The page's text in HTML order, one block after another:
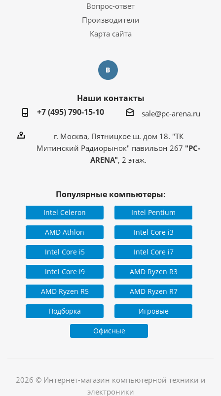
Вопрос-ответ
Производители
Карта сайта
Наши контакты
+7 (495) 790-15-10
sale@pc-arena.ru
г. Москва, Пятницкое ш. дом 18. "ТК
Митинский Радиорынок" павильон 267 "PC-
ARENA", 2 этаж.
Популярные компьютеры:
Intel Celeron Intel Pentium
AMD Athlon Intel Core i3
Intel Core i5 Intel Core i7
Intel Core i9 AMD Ryzen R3
AMD Ryzen R5 AMD Ryzen R7
Подборка Игровые
Офисные
2026 © Интернет-магазин компьютерной техники и
электроники